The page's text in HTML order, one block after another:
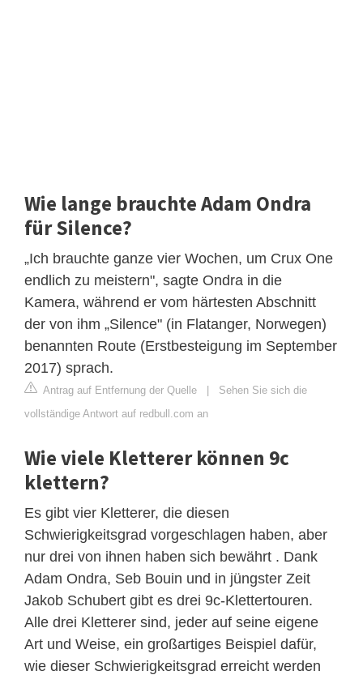
Wie lange brauchte Adam Ondra
für Silence?
„Ich brauchte ganze vier Wochen, um Crux One
endlich zu meistern", sagte Ondra in die
Kamera, während er vom härtesten Abschnitt
der von ihm „Silence" (in Flatanger, Norwegen)
benannten Route (Erstbesteigung im September
2017) sprach.
Antrag auf Entfernung der Quelle | Sehen Sie sich die
vollständige Antwort auf redbull.com an
Wie viele Kletterer können 9c
klettern?
Es gibt vier Kletterer, die diesen
Schwierigkeitsgrad vorgeschlagen haben, aber
nur drei von ihnen haben sich bewährt . Dank
Adam Ondra, Seb Bouin und in jüngster Zeit
Jakob Schubert gibt es drei 9c-Klettertouren.
Alle drei Kletterer sind, jeder auf seine eigene
Art und Weise, ein großartiges Beispiel dafür,
wie dieser Schwierigkeitsgrad erreicht werden